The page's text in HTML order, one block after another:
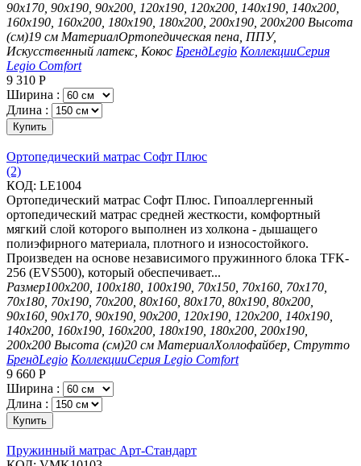
90х170, 90х190, 90х200, 120х190, 120х200, 140х190, 140х200,
160х190, 160х200, 180х190, 180х200, 200х190, 200х200 Высота
(см)19 см МатериалОртопедическая пена, ППУ,
Искусственный латекс, Кокос БрендLegio КоллекцииСерия
Legio Comfort
9 310 Р
Ширина :
Длина :
Купить
Ортопедический матрас Софт Плюс
(2)
КОД: LE1004
Ортопедический матрас Софт Плюс. Гипоаллергенный
ортопедический матрас средней жесткости, комфортный
мягкий слой которого выполнен из холкона - дышащего
полиэфирного материала, плотного и износостойкого.
Произведен на основе независимого пружинного блока TFK-
256 (EVS500), который обеспечивает...
Размер100х200, 100х180, 100х190, 70х150, 70х160, 70х170,
70х180, 70х190, 70х200, 80х160, 80х170, 80х190, 80х200,
90х160, 90х170, 90х190, 90х200, 120х190, 120х200, 140х190,
140х200, 160х190, 160х200, 180х190, 180х200, 200х190,
200х200 Высота (см)20 см МатериалХоллофайбер, Струтто
БрендLegio КоллекцииСерия Legio Comfort
9 660 Р
Ширина :
Длина :
Купить
Пружинный матрас Арт-Стандарт